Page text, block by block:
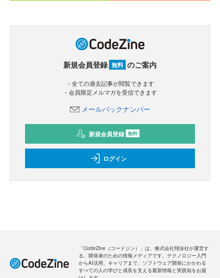
新規会員登録 無料 のご案内
・全ての過去記事が閲覧できます
・会員限定メルマガを受信できます
メールバックナンバー
新規会員登録 無料
ログイン
「CodeZine（コードジン）」は、株式会社翔泳社が運営す
る、開発者のための情報メディアです。テクノロジー入門
からAI活用、キャリアまで、ソフトウェア開発にかかわる
すべての人の学びと成長を支える最新情報と実践知をお届